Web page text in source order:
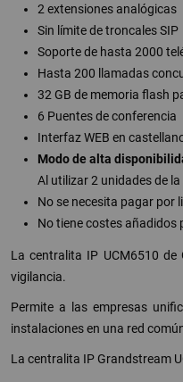
2 extensiones analógicas
Sin límite de troncales SIP
Soporte de hasta 2000
Hasta 200 llamadas
32 GB de memoria flash
6 Puentes de conferencia
Interfaz WEB en
Modo de alta
Al utilizar 2 unidades de
No se necesita pagar por
No tiene costes
La centralita IP UCM6510
vigilancia.
Permite a las empresas
instalaciones en una red
La centralita IP Grandstream